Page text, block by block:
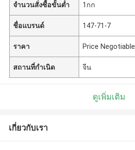
จำนวนสั่งซื้อขั้นต่ำ 1กก
ชื่อแบรนด์ 147-71-7
ราคา Price Negotiable
สถานที่กำเนิด จีน
ดูเพิ่มเติม
เกี่ยวกับเรา